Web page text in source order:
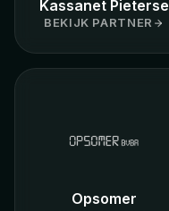
Kassanet Pieterse
BEKIJK PARTNER
Opsomer